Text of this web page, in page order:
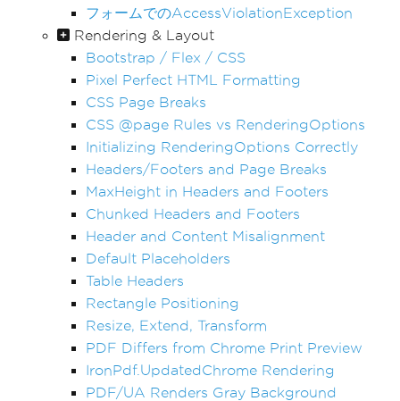
フォームでのAccessViolationException
Rendering & Layout
Bootstrap / Flex / CSS
Pixel Perfect HTML Formatting
CSS Page Breaks
CSS @page Rules vs RenderingOptions
Initializing RenderingOptions Correctly
Headers/Footers and Page Breaks
MaxHeight in Headers and Footers
Chunked Headers and Footers
Header and Content Misalignment
Default Placeholders
Table Headers
Rectangle Positioning
Resize, Extend, Transform
PDF Differs from Chrome Print Preview
IronPdf.UpdatedChrome Rendering
PDF/UA Renders Gray Background